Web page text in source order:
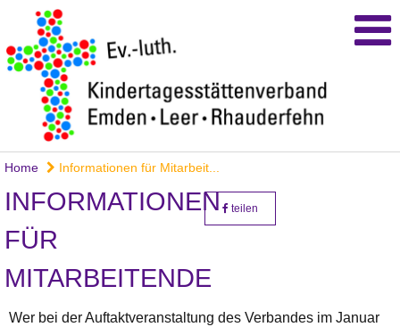
Home Informationen für Mitarbeit...
INFORMATIONEN
FÜR
MITARBEITENDE
teilen
Wer bei der Auftaktveranstaltung des Verbandes im Januar